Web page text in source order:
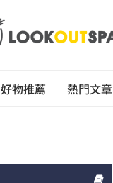
好物推薦 熱門文章